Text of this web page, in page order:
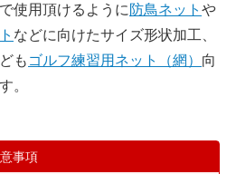
使用頂けるように 防鳥ネット や
などに向けたサイズ形状加工、
も ゴルフ練習用ネット（網） 向
。
事項